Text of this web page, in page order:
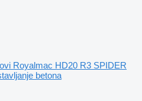
Royalmac HD20 R3 SPIDER
betona